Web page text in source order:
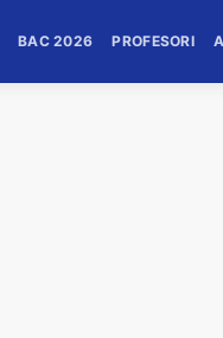
BAC 2026 PROFESORI